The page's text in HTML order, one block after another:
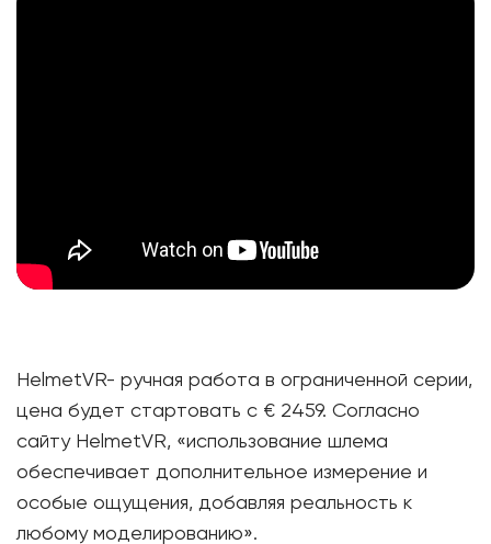
HelmetVR- ручная работа в ограниченной серии,
цена будет стартовать с € 2459. Согласно
сайту HelmetVR, «использование шлема
обеспечивает дополнительное измерение и
особые ощущения, добавляя реальность к
любому моделированию».